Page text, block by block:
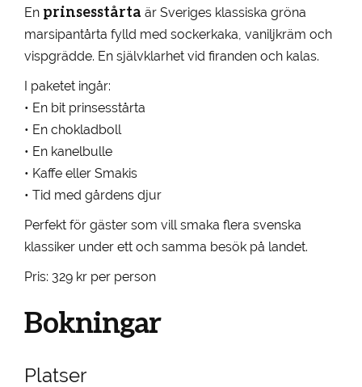
En prinsesstårta är Sveriges klassiska gröna
marsipantårta fylld med sockerkaka, vaniljkräm och
vispgrädde. En självklarhet vid firanden och kalas.
I paketet ingår:
• En bit prinsesstårta
• En chokladboll
• En kanelbulle
• Kaffe eller Smakis
• Tid med gårdens djur
Perfekt för gäster som vill smaka flera svenska
klassiker under ett och samma besök på landet.
Pris: 329 kr per person
Bokningar
Platser